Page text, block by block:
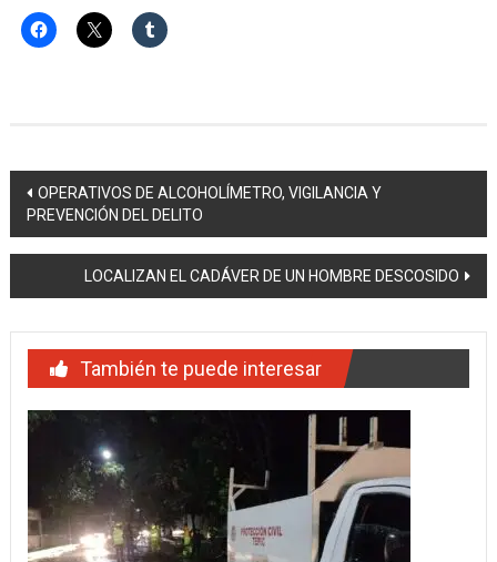
Navegación
de
entradas
OPERATIVOS DE ALCOHOLÍMETRO, VIGILANCIA Y
PREVENCIÓN DEL DELITO
LOCALIZAN EL CADÁVER DE UN HOMBRE DESCOSIDO
También te puede interesar